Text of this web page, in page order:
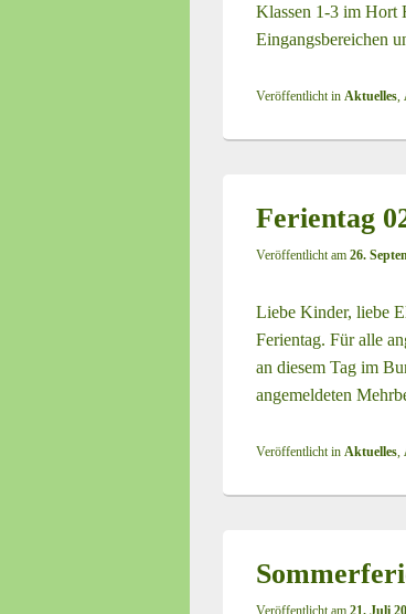
Klassen 1-3 im Hort
Eingangsbereichen
Veröffentlicht in Aktuelles
Ferientag
Veröffentlicht am 26.
Liebe Kinder, liebe
Ferientag. Für alle
an diesem Tag im
angemeldeten
Veröffentlicht in Aktuelles
Veröffentlicht am 21. Juli